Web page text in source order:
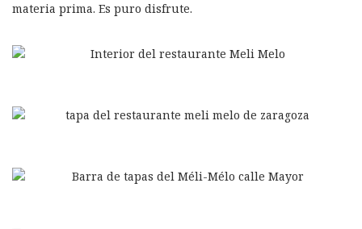
materia prima. Es puro disfrute.